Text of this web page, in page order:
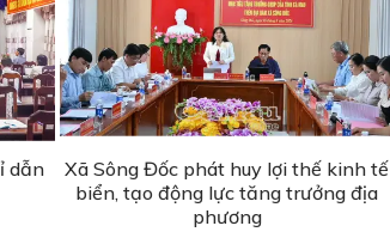
dẫn
Xã Sông Đốc phát huy lợi thế kinh tế
biển, tạo động lực tăng trưởng địa
phương